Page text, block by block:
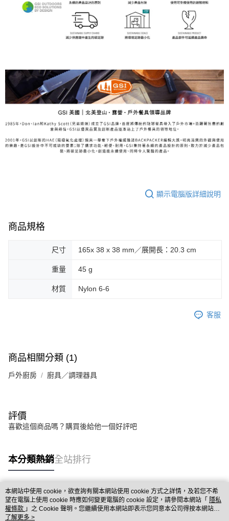
顯示電腦版詳細說明
商品規格
尺寸 165x 38 x 38 mm／展開長：20.3 cm
重量 45 g
材質 Nylon 6-6
客服
商品相關分類 (1)
戶外廚房 廚具／調理器具
評價
喜歡這個商品嗎？購買後給他一個好評吧
本分類熱銷全站排行
熱門標籤
本網站中使用 cookie，欲查詢有關本網站使用 cookie 方式之詳情，及若您不希
望在電腦上使用 cookie 時應如何變更電腦的 cookie 設定，請參閱本網站「 隱私
權條款 」之 Cookie 聲明。您繼續使用本網站即表示您同意本公司得按本網站使
用條款之 Cookie 聲明使用 cookie。
了解更多 >